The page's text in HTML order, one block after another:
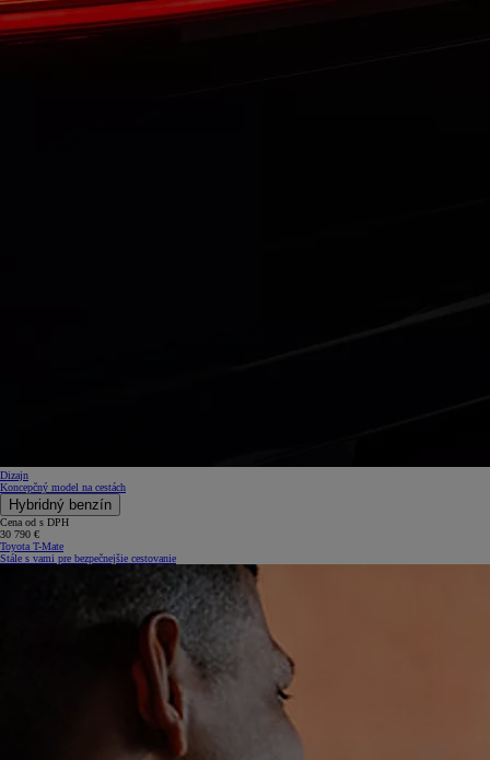
Dizajn
Koncepčný model na cestách
Hybridný benzín
Cena od s DPH
30 790 €
Toyota T-Mate
Stále s vami pre bezpečnejšie cestovanie